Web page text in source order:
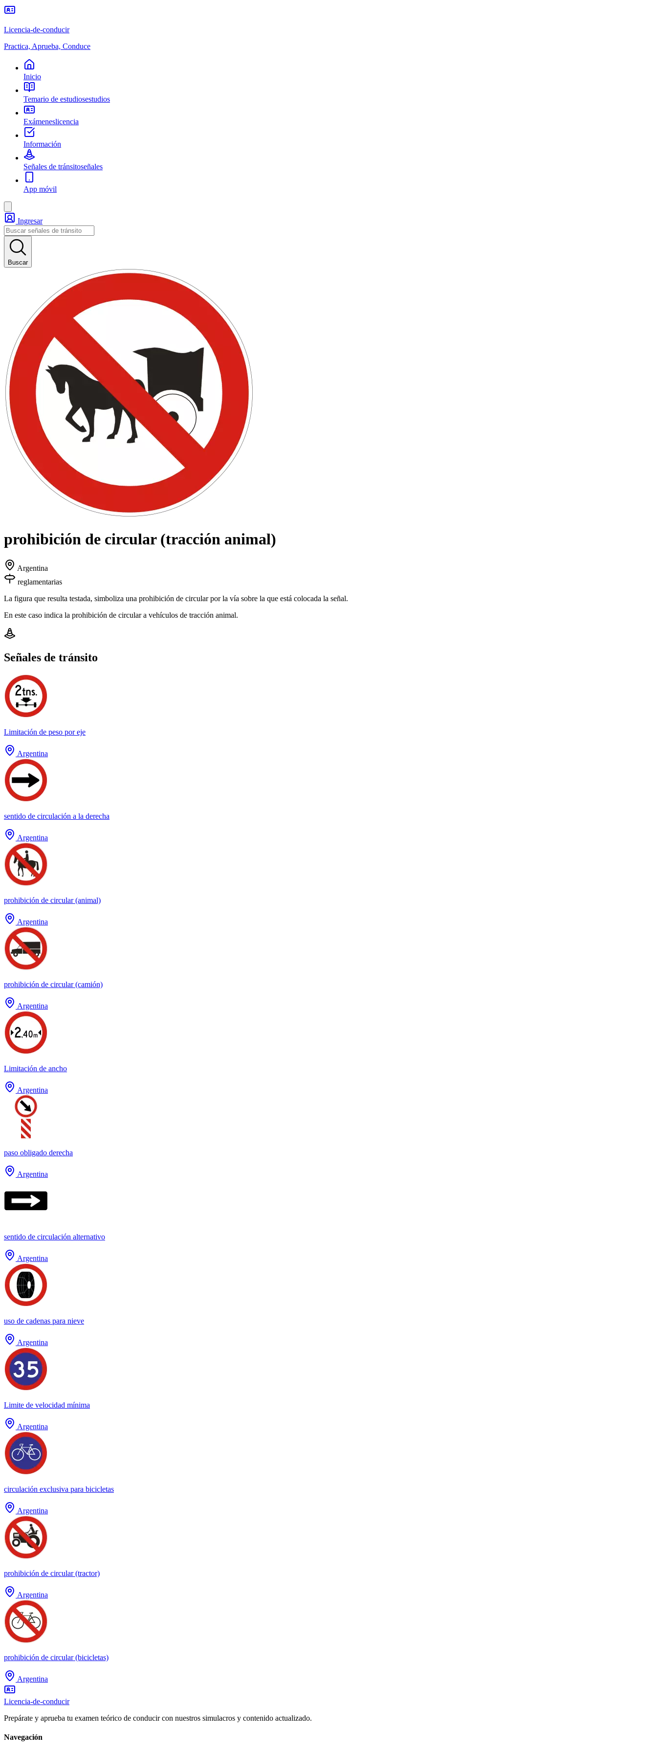
Licencia-de-conducir
Practica, Aprueba, Conduce
Inicio
Temario de estudiosestudios
Exámeneslicencia
Información
Señales de tránsitoseñales
App móvil
Ingresar
Buscar
prohibición de circular (tracción animal)
Argentina
reglamentarias
La figura que resulta testada, simboliza una prohibición de circular por la vía sobre la que está colocada la señal.
En este caso indica la prohibición de circular a vehículos de tracción animal.
Señales de tránsito
Limitación de peso por eje
Argentina
sentido de circulación a la derecha
Argentina
prohibición de circular (animal)
Argentina
prohibición de circular (camión)
Argentina
Limitación de ancho
Argentina
paso obligado derecha
Argentina
sentido de circulación alternativo
Argentina
uso de cadenas para nieve
Argentina
Limite de velocidad mínima
Argentina
circulación exclusiva para bicicletas
Argentina
prohibición de circular (tractor)
Argentina
prohibición de circular (bicicletas)
Argentina
Licencia-de-conducir
Prepárate y aprueba tu examen teórico de conducir con nuestros simulacros y contenido actualizado.
Navegación